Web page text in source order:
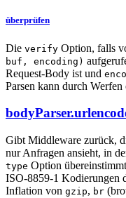
überprüfen
Die verify Option, falls
buf, encoding)
Request-Body ist und
Parsen kann durch
Gibt Middleware zurück,
nur Anfragen ansieht, in
type Option
ISO-8859-1 Kodierungen
Inflation von gzip, br